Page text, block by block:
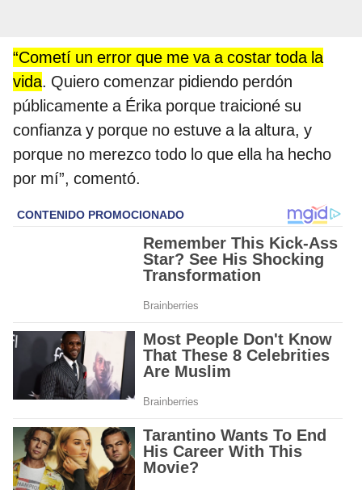
“Cometí un error que me va a costar toda la
vida. Quiero comenzar pidiendo perdón
públicamente a Érika porque traicioné su
confianza y porque no estuve a la altura, y
porque no merezco todo lo que ella ha hecho
por mí”, comentó.